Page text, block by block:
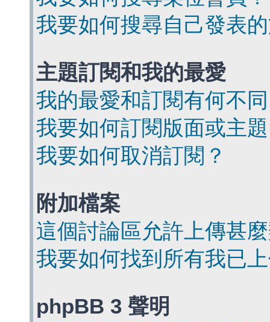
我要如何搜尋自己發表
主題訂閱和我的最愛
我的最愛和訂閱有何不
我要如何訂閱版面或主
我要如何取消訂閱？
附加檔案
這個討論區允許上傳甚
我要如何找到所有我已
phpBB 3 聲明